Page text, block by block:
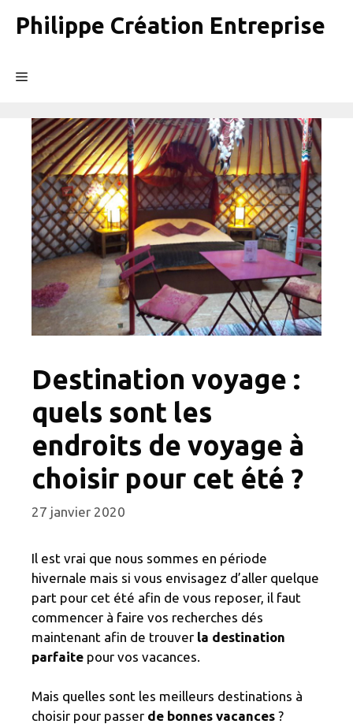
Philippe Création Entreprise
Menu
Destination voyage :
quels sont les
endroits de voyage à
choisir pour cet été ?
27 janvier 2020
Il est vrai que nous sommes en période
hivernale mais si vous envisagez d’aller quelque
part pour cet été afin de vous reposer, il faut
commencer à faire vos recherches dés
maintenant afin de trouver la destination
parfaite pour vos vacances.
Mais quelles sont les meilleurs destinations à
choisir pour passer de bonnes vacances ?